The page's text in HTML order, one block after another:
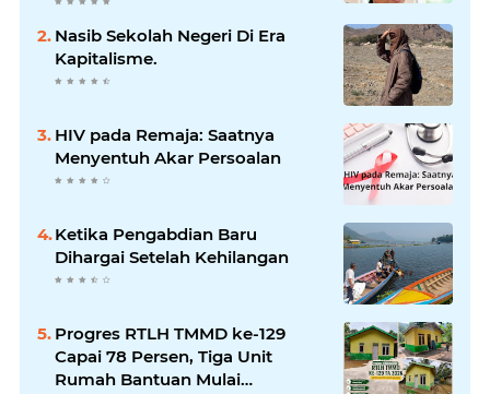
Bencana
Nasib Sekolah Negeri Di Era
Kapitalisme.
HIV pada Remaja: Saatnya
Menyentuh Akar Persoalan
Ketika Pengabdian Baru
Dihargai Setelah Kehilangan
Progres RTLH TMMD ke-129
Capai 78 Persen, Tiga Unit
Rumah Bantuan Mulai